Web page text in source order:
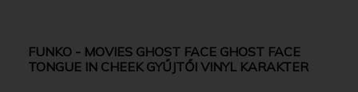
FUNKO - MOVIES GHOST FACE GHOST FACE
TONGUE IN CHEEK GYŰJTŐI VINYL KARAKTER